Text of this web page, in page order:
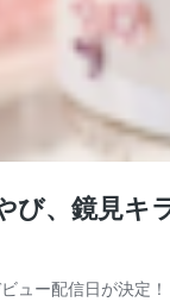
び、鏡見
ュー配信日が決